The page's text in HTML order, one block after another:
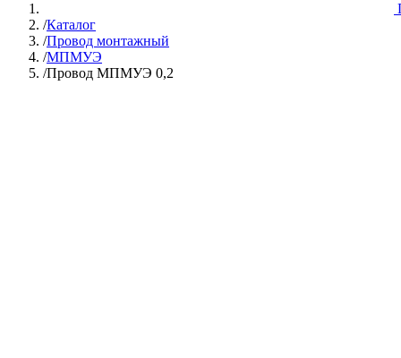
/Каталог
/Провод монтажный
/МПМУЭ
/Провод МПМУЭ 0,2